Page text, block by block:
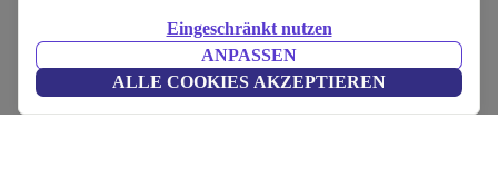
Eingeschränkt nutzen
ANPASSEN
ALLE COOKIES AKZEPTIEREN
Laptophülle aus Hartschale 35% recycelt
MacBook Air 13 (M1 - 2020) | crystal clear
(Bewertungen werden gesammelt)